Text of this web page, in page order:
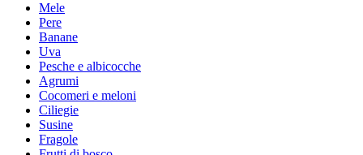
Mele
Pere
Banane
Uva
Pesche e albicocche
Agrumi
Cocomeri e meloni
Ciliegie
Susine
Fragole